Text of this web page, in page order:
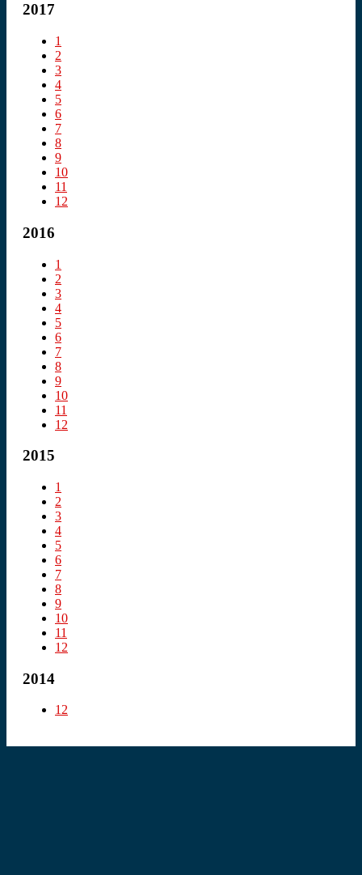
2017
1
2
3
4
5
6
7
8
9
10
11
12
2016
1
2
3
4
5
6
7
8
9
10
11
12
2015
1
2
3
4
5
6
7
8
9
10
11
12
2014
12